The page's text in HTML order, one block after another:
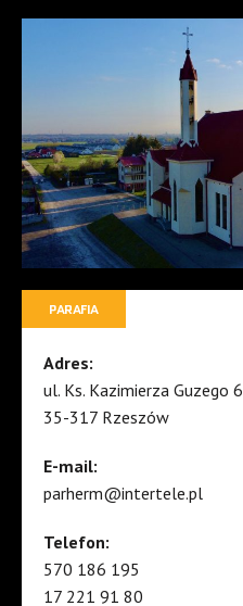
PARAFIA
Adres:
ul. Ks. Kazimierza Guzego 6
35-317 Rzeszów
E-mail:
parherm@intertele.pl
Telefon:
570 186 195
17 221 91 80